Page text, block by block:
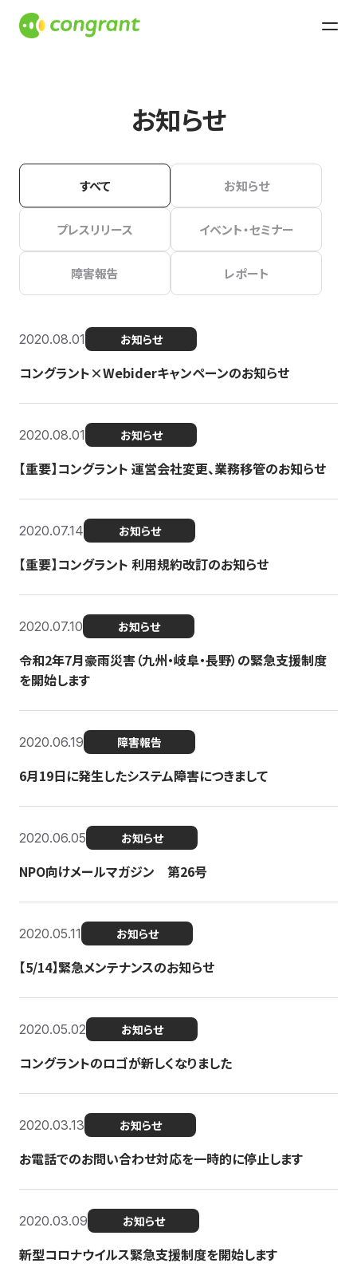
お知らせ
すべて お知らせ
プレスリリース イベント・セミナー
障害報告 レポート
2020.08.01 お知らせ
コングラント×Webiderキャンペーンのお知らせ
2020.08.01 お知らせ
【重要】コングラント 運営会社変更、業務移管のお知らせ
2020.07.14 お知らせ
【重要】コングラント 利用規約改訂のお知らせ
2020.07.10 お知らせ
令和2年7月豪雨災害（九州・岐阜・長野）の緊急支援制度
を開始します
2020.06.19 障害報告
6月19日に発生したシステム障害につきまして
2020.06.05 お知らせ
NPO向けメールマガジン 第26号
2020.05.11 お知らせ
【5/14】緊急メンテナンスのお知らせ
2020.05.02 お知らせ
コングラントのロゴが新しくなりました
2020.03.13 お知らせ
お電話でのお問い合わせ対応を一時的に停止します
2020.03.09 お知らせ
新型コロナウイルス緊急支援制度を開始します